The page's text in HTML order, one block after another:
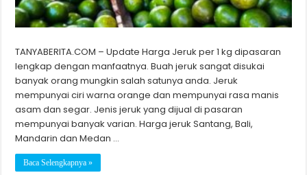
TANYABERITA.COM – Update Harga Jeruk per 1 kg dipasaran
lengkap dengan manfaatnya. Buah jeruk sangat disukai
banyak orang mungkin salah satunya anda. Jeruk
mempunyai ciri warna orange dan mempunyai rasa manis
asam dan segar. Jenis jeruk yang dijual di pasaran
mempunyai banyak varian. Harga jeruk Santang, Bali,
Mandarin dan Medan …
Baca Selengkapnya »